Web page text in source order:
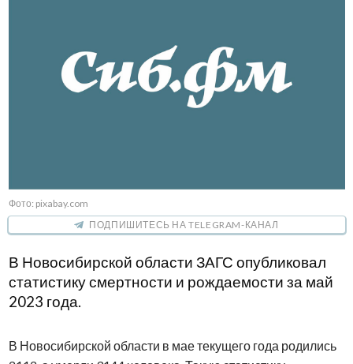
Фото: pixabay.com
ПОДПИШИТЕСЬ НА TELEGRAM-КАНАЛ
В Новосибирской области ЗАГС опубликовал
статистику смертности и рождаемости за май
2023 года.
В Новосибирской области в мае текущего года родились